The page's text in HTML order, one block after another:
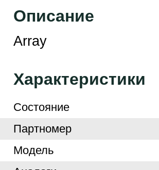
Описание
Array
Характеристики
Cостояние
Партномер
Модель